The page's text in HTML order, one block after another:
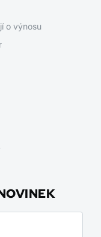
o výnosu